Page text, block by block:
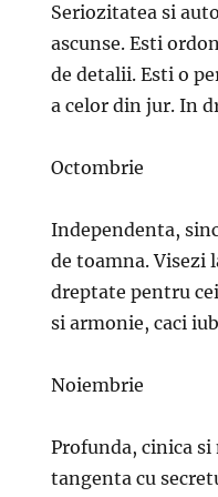
Seriozitatea si
ascunse. Esti
de detalii. Esti o
a celor din jur. In
Octombrie
Independenta,
de toamna. Visezi
dreptate pentru
si armonie, caci
Noiembrie
Profunda, cinica si
tangenta cu